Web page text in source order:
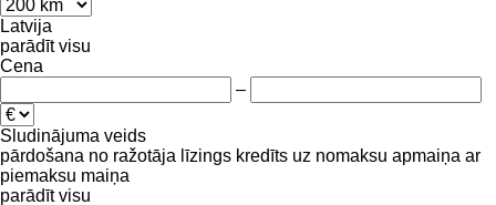
Latvija
parādīt visu
Cena
–
Sludinājuma veids
pārdošana no ražotāja līzings kredīts uz nomaksu apmaiņa ar
piemaksu maiņa
parādīt visu